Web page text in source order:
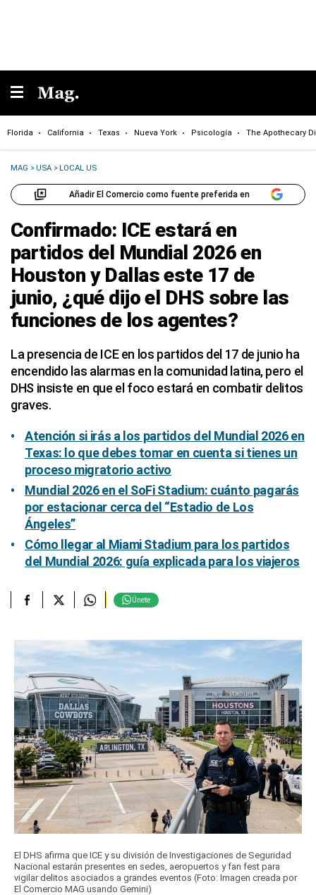
Florida California Texas Nueva York Psicología The Apothecary
MAG >USA >LOCAL US
Añadir El Comercio como fuente preferida en
Confirmado: ICE estará en
partidos del Mundial 2026 en
Houston y Dallas este 17 de
junio, ¿qué dijo el DHS sobre las
funciones de los agentes?
La presencia de ICE en los partidos del 17 de junio ha
encendido las alarmas en la comunidad latina, pero el
DHS insiste en que el foco estará en combatir delitos
graves.
Atención si irás a los partidos del Mundial 2026 en
Texas: lo que debes tomar en cuenta si tienes un
proceso migratorio activo
Mundial 2026 en el SoFi Stadium: cuánto pagarás
por estacionar cerca del “Estadio de Los
Ángeles”
Cómo llegar al Miami Stadium para los partidos
del Mundial 2026: guía explicada para los viajeros
Únete
El DHS afirma que ICE y su división de Investigaciones de Seguridad
Nacional estarán presentes en sedes, aeropuertos y fan fest para
vigilar delitos asociados a grandes eventos (Foto: Imagen creada por
El Comercio MAG usando Gemini)